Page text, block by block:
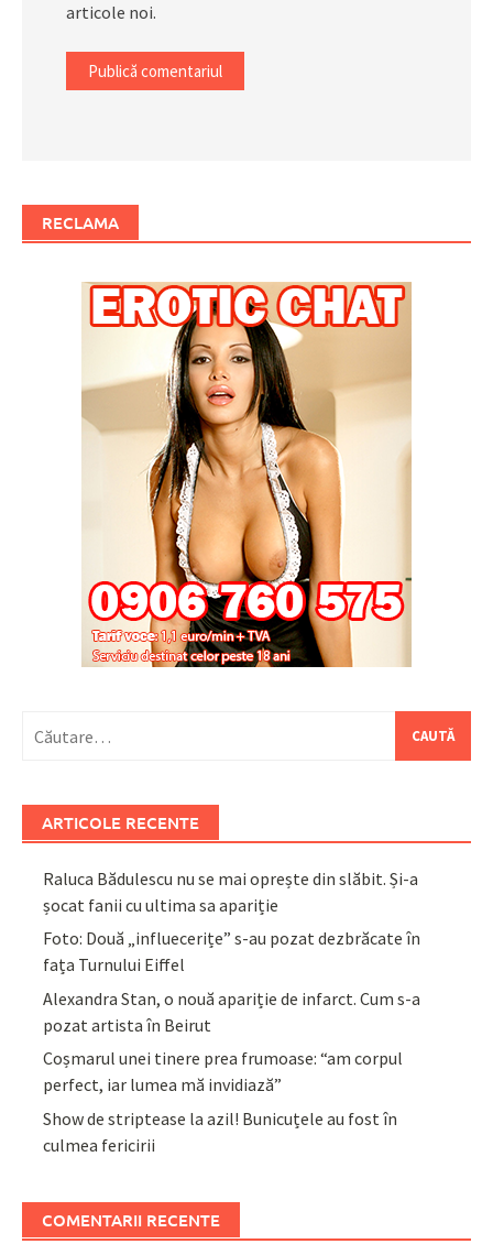
articole noi.
RECLAMA
după:
ARTICOLE RECENTE
Raluca Bădulescu nu se mai oprește din slăbit. Și-a
șocat fanii cu ultima sa apariție
Foto: Două „influecerițe” s-au pozat dezbrăcate în
fața Turnului Eiffel
Alexandra Stan, o nouă apariție de infarct. Cum s-a
pozat artista în Beirut
Coșmarul unei tinere prea frumoase: “am corpul
perfect, iar lumea mă invidiază”
Show de striptease la azil! Bunicuțele au fost în
culmea fericirii
COMENTARII RECENTE